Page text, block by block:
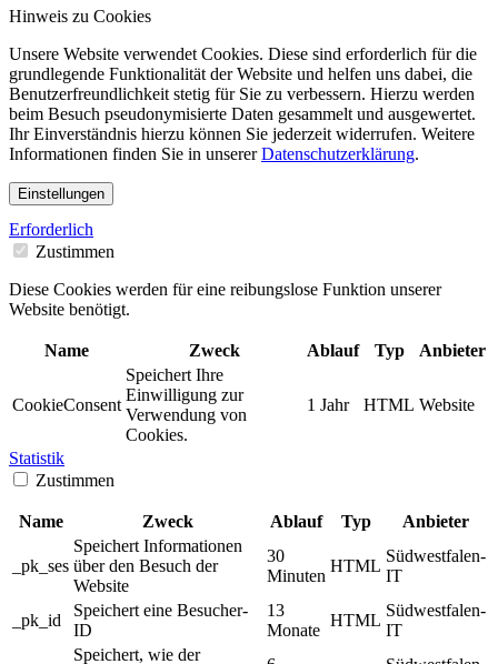
Hinweis zu Cookies
Unsere Website verwendet Cookies. Diese sind erforderlich für die
grundlegende Funktionalität der Website und helfen uns dabei, die
Benutzerfreundlichkeit stetig für Sie zu verbessern. Hierzu werden
beim Besuch pseudonymisierte Daten gesammelt und ausgewertet.
Ihr Einverständnis hierzu können Sie jederzeit widerrufen. Weitere
Informationen finden Sie in unsererDatenschutzerklärung.
Einstellungen
Erforderlich
Zustimmen
Diese Cookies werden für eine reibungslose Funktion unserer
Website benötigt.
Name Zweck Ablauf Typ Anbieter
CookieConsent
Speichert Ihre
Einwilligung zur
Verwendung von
Cookies.
1 Jahr HTML Website
Statistik
Zustimmen
Name Zweck Ablauf Typ Anbieter
_pk_ses
Speichert Informationen
über den Besuch der
Website
30
Minuten
HTML
Südwestfalen-
IT
_pk_id
Speichert eine Besucher-
ID
13
Monate
HTML
Südwestfalen-
IT
Speichert, wie der